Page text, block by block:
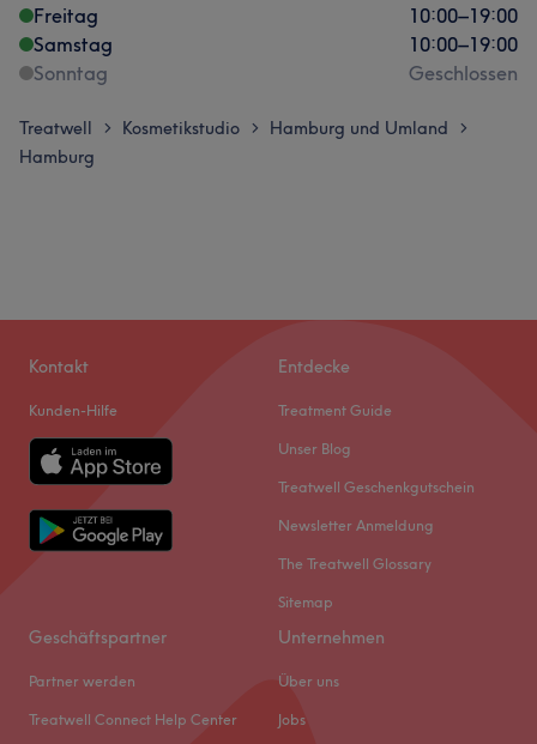
Freitag
10:00–19:00
Samstag
10:00–19:00
Sonntag
Geschlossen
Treatwell > Kosmetikstudio > Hamburg und Umland >
Hamburg
Kontakt
Kunden-Hilfe
Entdecke
Treatment Guide
Unser Blog
Treatwell Geschenkgutschein
Newsletter Anmeldung
The Treatwell Glossary
Sitemap
Geschäftspartner
Partner werden
Treatwell Connect Help Center
Unternehmen
Über uns
Jobs